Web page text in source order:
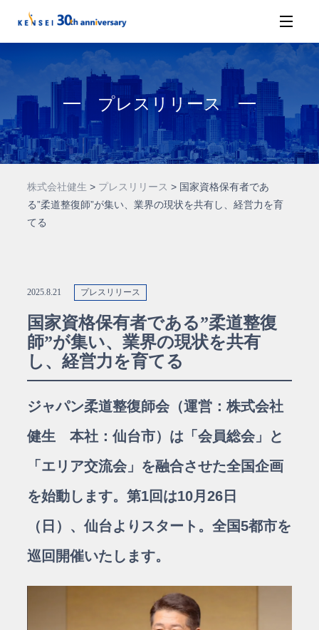
プレスリリース
株式会社健生 > プレスリリース > 国家資格保有者であ
る”柔道整復師”が集い、業界の現状を共有し、経営力を育
てる
2025.8.21 プレスリリース
国家資格保有者である”柔道整復
師”が集い、業界の現状を共有
し、経営力を育てる
ジャパン柔道整復師会（運営：株式会社
健生 本社：仙台市）は「会員総会」と
「エリア交流会」を融合させた全国企画
を始動します。第1回は10月26日
（日）、仙台よりスタート。全国5都市を
巡回開催いたします。